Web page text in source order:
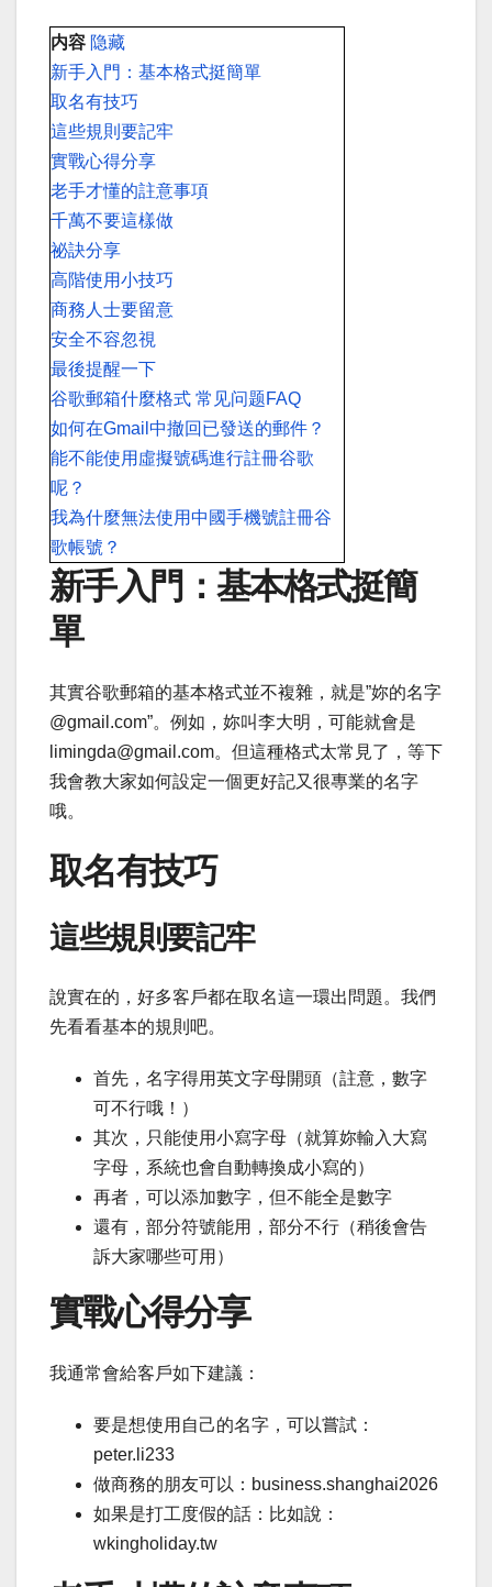
内容 隐藏
新手入門：基本格式挺簡單
取名有技巧
這些規則要記牢
實戰心得分享
老手才懂的註意事項
千萬不要這樣做
祕訣分享
高階使用小技巧
商務人士要留意
安全不容忽視
最後提醒一下
谷歌郵箱什麼格式 常见问题FAQ
如何在Gmail中撤回已發送的郵件？
能不能使用虛擬號碼進行註冊谷歌
呢？
我為什麼無法使用中國手機號註冊谷
歌帳號？
新手入門：基本格式挺簡
單
其實谷歌郵箱的基本格式並不複雜，就是”妳的名字
@gmail.com”。例如，妳叫李大明，可能就會是
limingda@gmail.com。但這種格式太常見了，等下
我會教大家如何設定一個更好記又很專業的名字
哦。
取名有技巧
這些規則要記牢
說實在的，好多客戶都在取名這一環出問題。我們
先看看基本的規則吧。
首先，名字得用英文字母開頭（註意，數字
可不行哦！）
其次，只能使用小寫字母（就算妳輸入大寫
字母，系統也會自動轉換成小寫的）
再者，可以添加數字，但不能全是數字
還有，部分符號能用，部分不行（稍後會告
訴大家哪些可用）
實戰心得分享
我通常會給客戶如下建議：
要是想使用自己的名字，可以嘗試：
peter.li233
做商務的朋友可以：business.shanghai2026
如果是打工度假的話：比如說：
wkingholiday.tw